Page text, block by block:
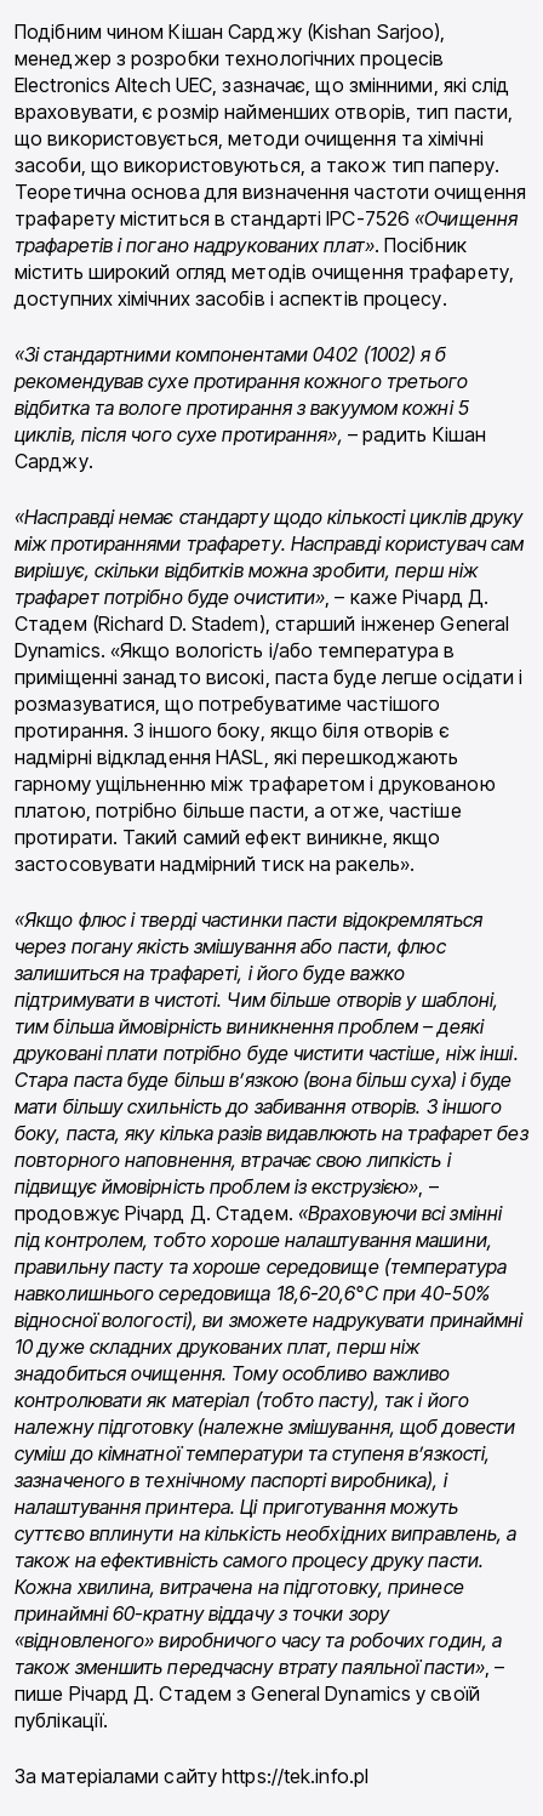
Подібним чином Кішан Сарджу (Kishan Sarjoo),
менеджер з розробки технологічних процесів
Electronics Altech UEC, зазначає, що змінними, які слід
враховувати, є розмір найменших отворів, тип пасти,
що використовується, методи очищення та хімічні
засоби, що використовуються, а також тип паперу.
Теоретична основа для визначення частоти очищення
трафарету міститься в стандарті IPC-7526 «Очищення
трафаретів і погано надрукованих плат». Посібник
містить широкий огляд методів очищення трафарету,
доступних хімічних засобів і аспектів процесу.
«Зі стандартними компонентами 0402 (1002) я б
рекомендував сухе протирання кожного третього
відбитка та вологе протирання з вакуумом кожні 5
циклів, після чого сухе протирання», – радить Кішан
Сарджу.
«Насправді немає стандарту щодо кількості циклів друку
між протираннями трафарету. Насправді користувач сам
вирішує, скільки відбитків можна зробити, перш ніж
трафарет потрібно буде очистити», – каже Річард Д.
Стадем (Richard D. Stadem), старший інженер General
Dynamics. «Якщо вологість і/або температура в
приміщенні занадто високі, паста буде легше осідати і
розмазуватися, що потребуватиме частішого
протирання. З іншого боку, якщо біля отворів є
надмірні відкладення HASL, які перешкоджають
гарному ущільненню між трафаретом і друкованою
платою, потрібно більше пасти, а отже, частіше
протирати. Такий самий ефект виникне, якщо
застосовувати надмірний тиск на ракель».
«Якщо флюс і тверді частинки пасти відокремляться
через погану якість змішування або пасти, флюс
залишиться на трафареті, і його буде важко
підтримувати в чистоті. Чим більше отворів у шаблоні,
тим більша ймовірність виникнення проблем – деякі
друковані плати потрібно буде чистити частіше, ніж інші.
Стара паста буде більш в’язкою (вона більш суха) і буде
мати більшу схильність до забивання отворів. З іншого
боку, паста, яку кілька разів видавлюють на трафарет без
повторного наповнення, втрачає свою липкість і
підвищує ймовірність проблем із екструзією», –
продовжує Річард Д. Стадем. «Враховуючи всі змінні
під контролем, тобто хороше налаштування машини,
правильну пасту та хороше середовище (температура
навколишнього середовища 18,6-20,6°C при 40-50%
відносної вологості), ви зможете надрукувати принаймні
10 дуже складних друкованих плат, перш ніж
знадобиться очищення. Тому особливо важливо
контролювати як матеріал (тобто пасту), так і його
належну підготовку (належне змішування, щоб довести
суміш до кімнатної температури та ступеня в’язкості,
зазначеного в технічному паспорті виробника), і
налаштування принтера. Ці приготування можуть
суттєво вплинути на кількість необхідних виправлень, а
також на ефективність самого процесу друку пасти.
Кожна хвилина, витрачена на підготовку, принесе
принаймні 60-кратну віддачу з точки зору
«відновленого» виробничого часу та робочих годин, а
також зменшить передчасну втрату паяльної пасти», –
пише Річард Д. Стадем з General Dynamics у своїй
публікації.
За матеріалами сайту https://tek.info.pl